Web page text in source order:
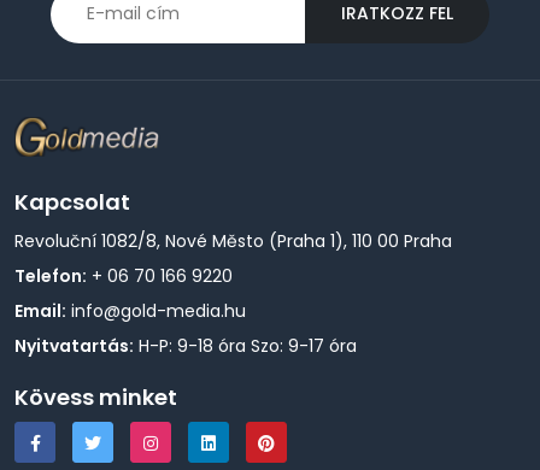
IRATKOZZ FEL
Kapcsolat
Revoluční 1082/8, Nové Město (Praha 1), 110 00 Praha
Telefon: + 06 70 166 9220
Email: info@gold-media.hu
Nyitvatartás: H-P: 9-18 óra Szo: 9-17 óra
Kövess minket